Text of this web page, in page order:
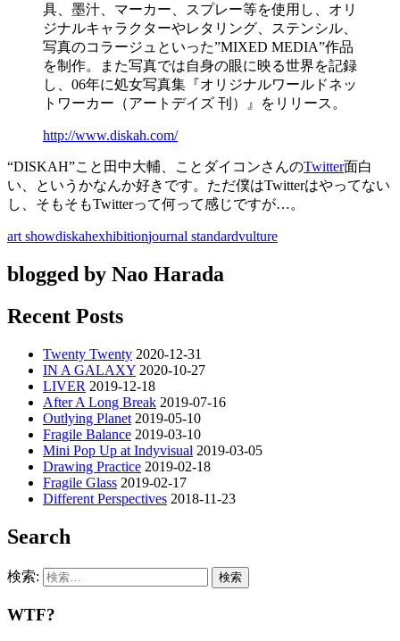
具、墨汁、マーカー、スプレー等を使用し、オリ
ジナルキャラクターやレタリング、ステンシル、
写真のコラージュといった”MIXED MEDIA”作品
を制作。また写真では自身の眼に映る世界を記録
し、06年に処女写真集『オリジナルワールドネッ
トワーカー（アートデイズ 刊）』をリリース。
http://www.diskah.com/
“DISKAH”こと田中大輔、ことダイコンさんのTwitter面白
い、というかなんか好きです。ただ僕はTwitterはやってない
し、そもそもTwitterって何って感じですが…。
art showdiskahexhibitionjournal standardvulture
blogged by Nao Harada
Recent Posts
Twenty Twenty 2020-12-31
IN A GALAXY 2020-10-27
LIVER 2019-12-18
After A Long Break 2019-07-16
Outlying Planet 2019-05-10
Fragile Balance 2019-03-10
Mini Pop Up at Indyvisual 2019-03-05
Drawing Practice 2019-02-18
Fragile Glass 2019-02-17
Different Perspectives 2018-11-23
Search
検索:
WTF?